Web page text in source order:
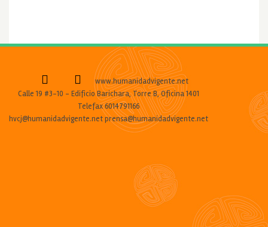
www.humanidadvigente.net
Calle 19 #3-10 - Edificio Barichara, Torre B, Oficina 1401
Telefax 6014791166
hvcj@humanidadvigente.net prensa@humanidadvigente.net